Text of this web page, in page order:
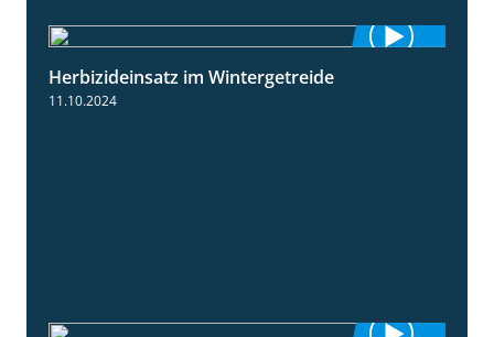
Herbizideinsatz im Wintergetreide
11.10.2024